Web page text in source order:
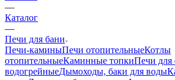
—
Каталог
—
Печи для бани
Печи-каминыПечи отопительныеКотлы
отопительныеКаминные топкиПечи для
водогрейныеДымоходы, баки для воды